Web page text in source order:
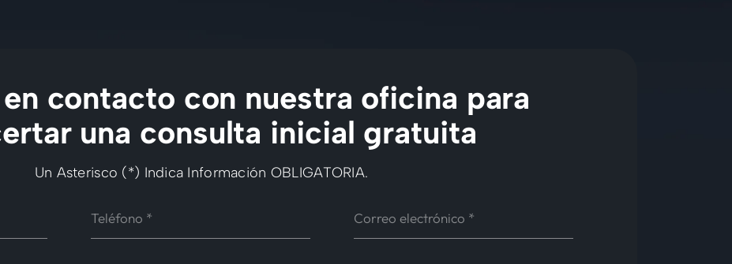
en contacto con nuestra oficina para
una consulta inicial gratuita
Un Asterisco (*) Indica Información OBLIGATORIA.